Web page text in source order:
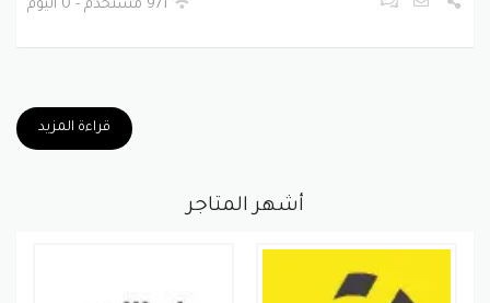
قراءة المزيد
أشهر المتاجر